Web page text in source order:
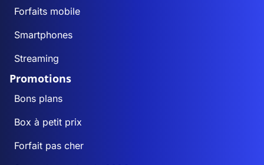
Forfaits mobile
Smartphones
Streaming
Promotions
Bons plans
Box à petit prix
Forfait pas cher